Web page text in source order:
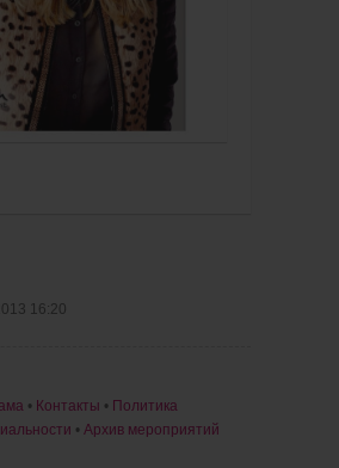
16:20
• Контакты • Политика
• Архив мероприятий